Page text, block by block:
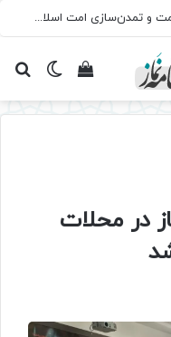
سروده‌ «اربعین»؛ روایت حماسه، استقامت و تمدن‌سازی امت اسلامی
تغییرمشاهده
در محلات